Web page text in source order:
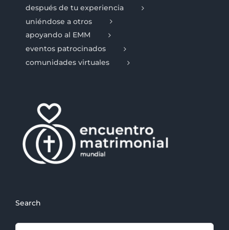
después de tu experiencia
uniéndose a otros
apoyando al EMM
eventos patrocinados
comunidades virtuales
Search